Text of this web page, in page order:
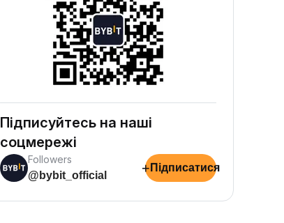
Підписуйтесь на наші
соцмережі
Followers
@bybit_official
+ Підписатися